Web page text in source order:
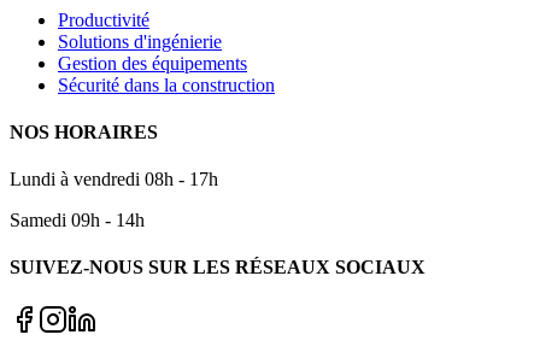
Productivité
Solutions d'ingénierie
Gestion des équipements
Sécurité dans la construction
NOS HORAIRES
Lundi à vendredi 08h - 17h
Samedi 09h - 14h
SUIVEZ-NOUS SUR LES RÉSEAUX SOCIAUX